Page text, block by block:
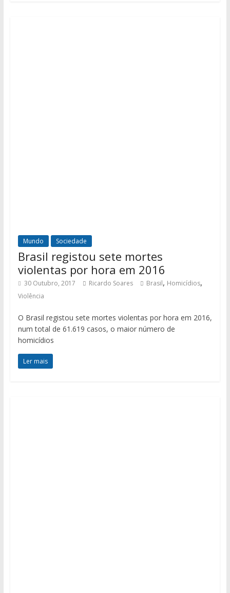
Mundo Sociedade
Brasil registou sete mortes
violentas por hora em 2016
30 Outubro, 2017 Ricardo Soares Brasil, Homicídios,
Violência
O Brasil registou sete mortes violentas por hora em 2016,
num total de 61.619 casos, o maior número de
homicídios
Ler mais